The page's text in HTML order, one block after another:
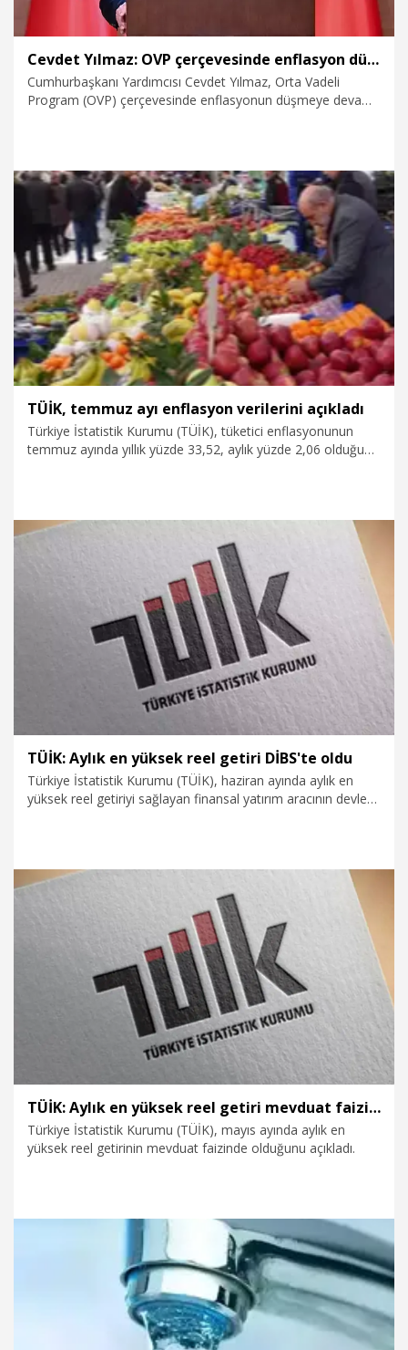
Cevdet Yılmaz: OVP çerçevesinde enflasyon düşmeye devam ediyor
Cumhurbaşkanı Yardımcısı Cevdet Yılmaz, Orta Vadeli
Program (OVP) çerçevesinde enflasyonun düşmeye devam
4.08.2025 Ekonomi
TÜİK, temmuz ayı enflasyon verilerini açıkladı
Türkiye İstatistik Kurumu (TÜİK), tüketici enflasyonunun
temmuz ayında yıllık yüzde 33,52, aylık yüzde 2,06 olduğunu
TÜİK: Aylık en yüksek reel getiri DİBS'te oldu
Türkiye İstatistik Kurumu (TÜİK), haziran ayında aylık en
yüksek reel getiriyi sağlayan finansal yatırım aracının devlet
8.07.2025 Ekonomi
TÜİK: Aylık en yüksek reel getiri mevduat faizi oldu
Türkiye İstatistik Kurumu (TÜİK), mayıs ayında aylık en
yüksek reel getirinin mevduat faizinde olduğunu açıkladı.
Ekonomi